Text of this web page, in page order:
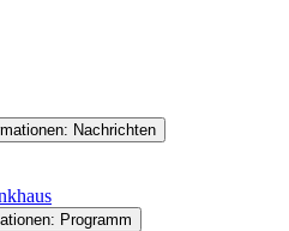
Nachrichten
Programm